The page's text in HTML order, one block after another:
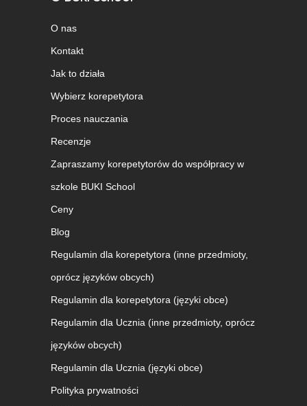
O nas
Kontakt
Jak to działa
Wybierz korepetytora
Proces nauczania
Recenzje
Zapraszamy korepetytorów do współpracy w
szkole BUKI School
Ceny
Blog
Regulamin dla korepetytora (inne przedmioty,
oprócz języków obcych)
Regulamin dla korepetytora (języki obce)
Regulamin dla Ucznia (inne przedmioty, oprócz
języków obcych)
Regulamin dla Ucznia (języki obce)
Polityka prywatności